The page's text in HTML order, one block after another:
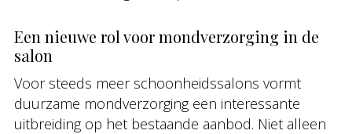
Een nieuwe rol voor mondverzorging in de
salon
Voor steeds meer schoonheidssalons vormt
duurzame mondverzorging een interessante
uitbreiding op het bestaande aanbod. Niet alleen